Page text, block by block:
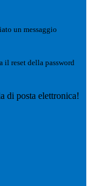
un messaggio
il reset della password
di posta elettronica!